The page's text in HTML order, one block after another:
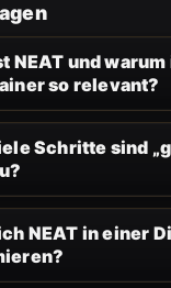
NEAT und
so relevant?
Schritte sind
NEAT in einer